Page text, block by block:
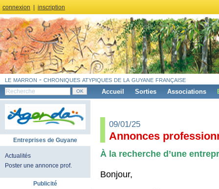
connexion inscription
le marron - chroniques atypiques de la guyane française
Accueil Sorties Associations
Entreprises de Guyane
Actualités
Poster une annonce prof.
Publicité
09/01/25
Annonces
À la recherche d’une
Bonjour,